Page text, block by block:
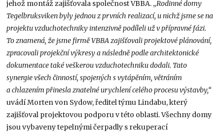
jehož montáž zajišťovala společnost VBBA. „Rodinné domy
Tegelbruksviken byly jednou z prvních realizací, u nichž jsme se na
projektu vzduchotechniky intenzivně podíleli už v přípravné fázi.
To znamená, že jsme firmě VBBA zajišťovali projektové plánování,
zpracovali projekční výkresy a následně podle architektonické
dokumentace také veškerou vzduchotechniku dodali. Tato
synergie všech činností, spojených s vytápěním, větráním
a chlazením přinesla znatelné urychlení celého procesu výstavby,“
uvádí Morten von Sydow, ředitel týmu Lindabu, který
zajišťoval projektovou podporu v této oblasti. Všechny domy
jsou vybaveny tepelnými čerpadly s rekuperací